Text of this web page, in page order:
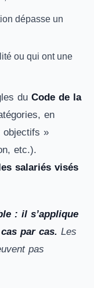
dépasse un
ou qui ont une
duCode de la
en
objectifs »
etc.).
salariés visés
: il s’applique
par cas. Les
pas